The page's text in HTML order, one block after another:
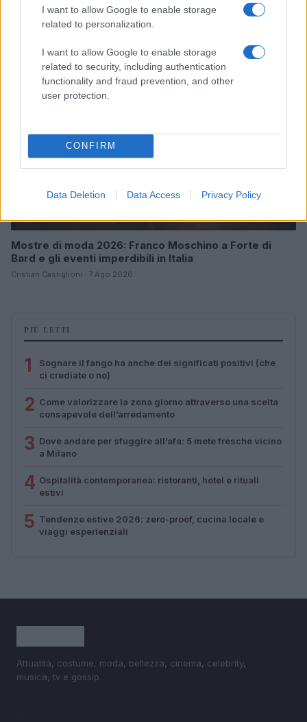
I want to allow Google to enable storage
related to personalization.
I want to allow Google to enable storage
related to security, including authentication
functionality and fraud prevention, and other
user protection.
CONFIRM
Data Deletion Data Access Privacy Policy
patrimonio
Camilla Fiore · 7 Ago 2026
LIFESTYLE
Mostre di moda 2026: Franco Moschino a Forte di
Bard e gli eventi imperdibili in Italia
Cristian Castiglioni · 7 Ago 2026
PIÙ LETTI
1
Sognare il fango ha anche dei significati positivi (che
ci crediate o no)
2 Come valorizzare la zona giorno attraverso una scelta
consapevole dell’arredamento
3 Dove andare per sfuggire all’afa: 5 mete fresche vicino
a Milano
4 Ospitalità contemporanea: ristoranti, hotel e rituali
estivi
5 Tendenze estive 2026: zero-proof, cucina locale e
viaggi esperienziali
Attualità, costume, moda, bellezza, cinema, celebrity,
musica, tv e gossip.